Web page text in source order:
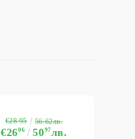
€2606 5097лв.
€28.95 56.62лв.